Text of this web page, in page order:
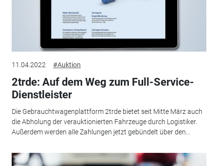
11.04.2022 #Auktion
2trde: Auf dem Weg zum Full-Service-
Dienstleister
Die Gebrauchtwagenplattform 2trde bietet seit Mitte März auch
die Abholung der verauktionierten Fahrzeuge durch Logistiker.
Außerdem werden alle Zahlungen jetzt gebündelt über den...